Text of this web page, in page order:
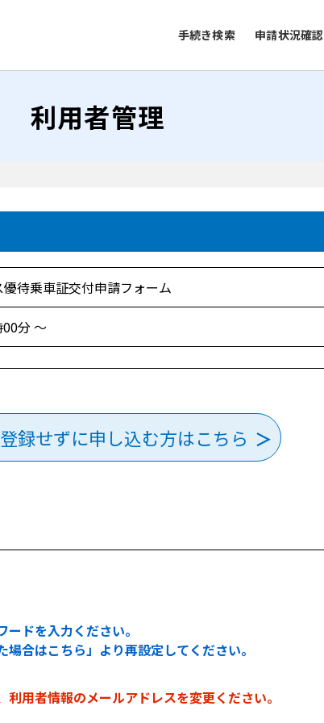
手続き検索 申請状況確認
利用者管理
待乗車証交付申請フォーム
分 ～
録せずに申し込む方はこちら
ドを入力ください。
合はこちら」より再設定してください。
用者情報のメールアドレスを変更ください。